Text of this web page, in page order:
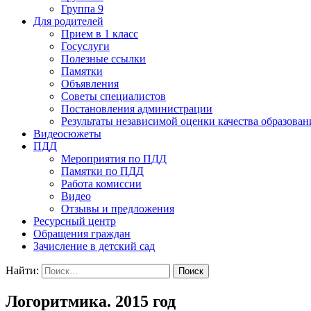
Группа 9
Для родителей
Прием в 1 класс
Госуслуги
Полезные ссылки
Памятки
Объявления
Советы специалистов
Постановления администрации
Результаты независимой оценки качества
Видеосюжеты
ПДД
Мероприятия по ПДД
Памятки по ПДД
Работа комиссии
Видео
Отзывы и предложения
Ресурсный центр
Обращения граждан
Зачисление в детский сад
Найти:
Логоритмика. 2015 год